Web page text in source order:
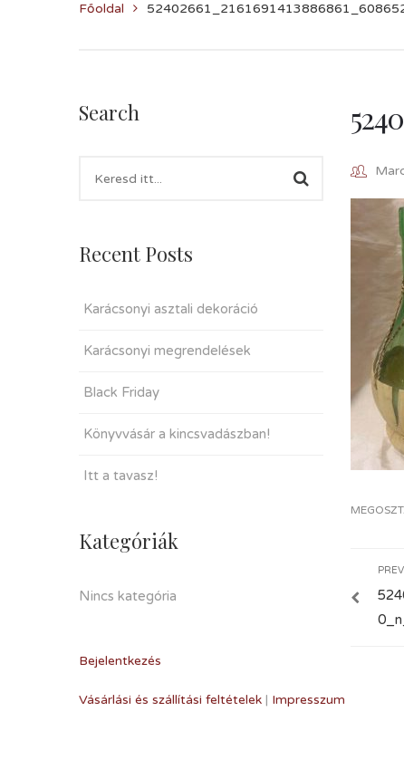
Főoldal
Search
Recent Posts
Karácsonyi asztali dekoráció
Karácsonyi megrendelések
Black Friday
Könyvvásár a kincsvadászban!
Itt a tavasz!
Kategóriák
Nincs kategória
Bejelentkezés
Vásárlási és szállítási feltételek | Impresszum